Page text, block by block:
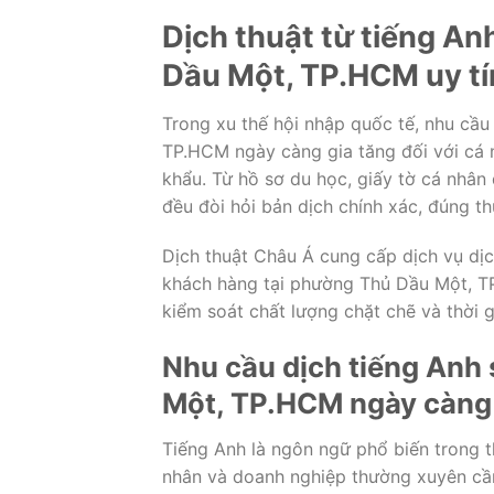
Dịch thuật từ tiếng
Dầu Một, TP.HCM uy
Trong xu thế hội nhập quốc tế, nhu
TP.HCM ngày càng gia tăng đối với
khẩu. Từ hồ sơ du học, giấy tờ cá
đều đòi hỏi bản dịch chính xác, đúng
Dịch thuật Châu Á cung cấp dịch vụ
khách hàng tại phường Thủ Dầu Một,
kiểm soát chất lượng chặt chẽ và thời
Nhu cầu dịch tiếng
Một, TP.HCM ngày
Tiếng Anh là ngôn ngữ phổ biến trong
nhân và doanh nghiệp thường xuyên